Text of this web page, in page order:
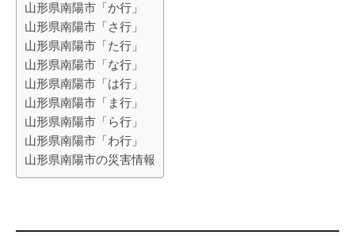
山形県南陽市「か行」
山形県南陽市「さ行」
山形県南陽市「た行」
山形県南陽市「な行」
山形県南陽市「は行」
山形県南陽市「ま行」
山形県南陽市「ら行」
山形県南陽市「わ行」
山形県南陽市の災害情報